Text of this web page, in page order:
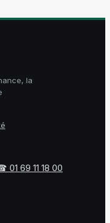
la
01 69 11 18 00